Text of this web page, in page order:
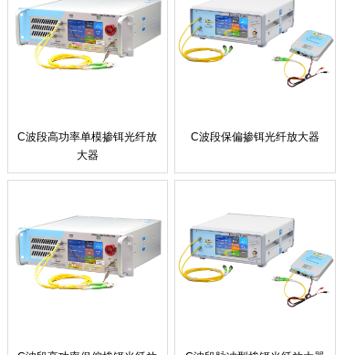
C波段高功率单模掺铒光纤放
大器
C波段保偏掺铒光纤放大器